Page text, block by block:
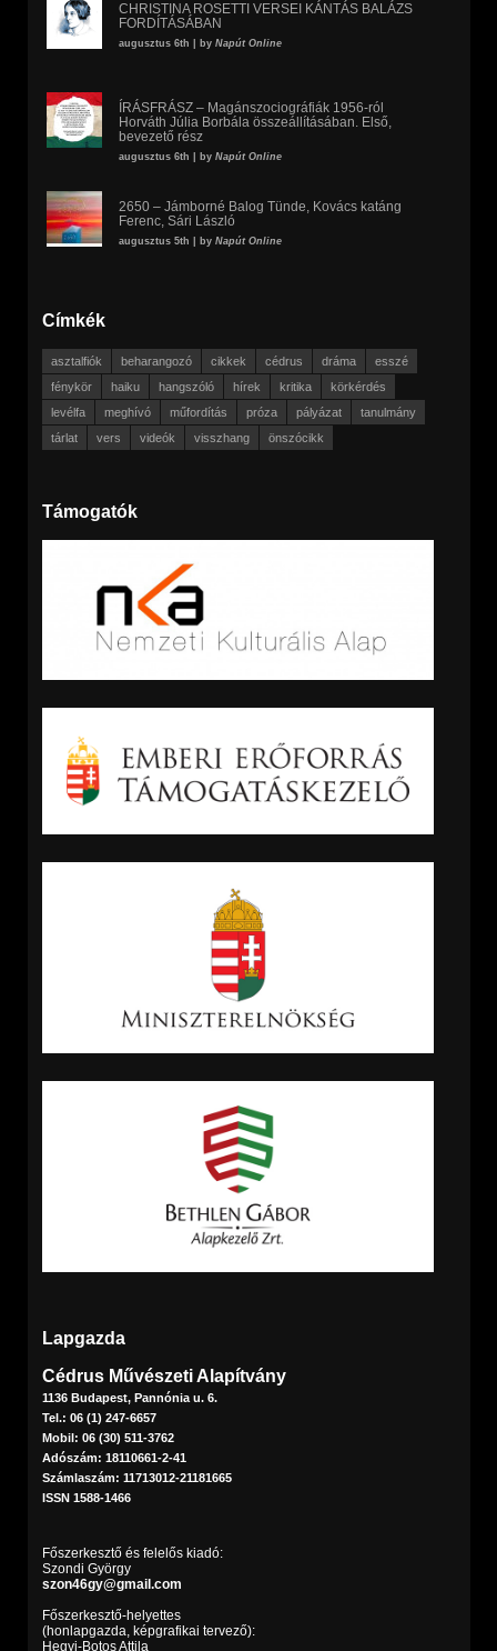
CHRISTINA ROSETTI VERSEI KÁNTÁS BALÁZS
FORDÍTÁSÁBAN
augusztus 6th | by Napút Online
ÍRÁSFRÁSZ – Magánszociográfiák 1956-ról
Horváth Júlia Borbála összeállításában. Első,
bevezető rész
augusztus 6th | by Napút Online
2650 – Jámborné Balog Tünde, Kovács katáng
Ferenc, Sári László
augusztus 5th | by Napút Online
Címkék
asztalfiók beharangozó cikkek cédrus dráma
esszé
fénykör
haiku hangszóló hírek kritika
körkérdés
levélfa
meghívó műfordítás próza pályázat
tanulmány
tárlat
vers videók visszhang önszócikk
Támogatók
Lapgazda
Cédrus Művészeti Alapítvány
1136 Budapest, Pannónia u. 6.
Tel.: 06 (1) 247-6657
Mobil: 06 (30) 511-3762
Adószám: 18110661-2-41
Számlaszám: 11713012-21181665
ISSN 1588-1466
Főszerkesztő és felelős kiadó:
Szondi György
szon46gy@gmail.com
Főszerkesztő-helyettes
(honlapgazda, képgrafikai tervező):
Hegyi-Botos Attila